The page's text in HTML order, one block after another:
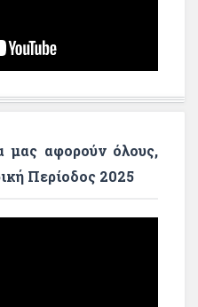
μας αφορούν όλους,
Περίοδος 2025